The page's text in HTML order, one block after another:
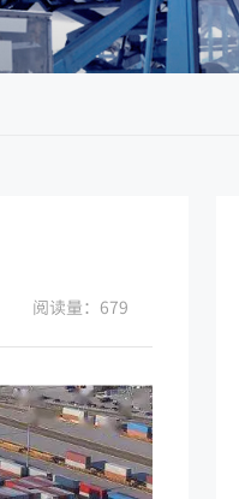
阅读量：679